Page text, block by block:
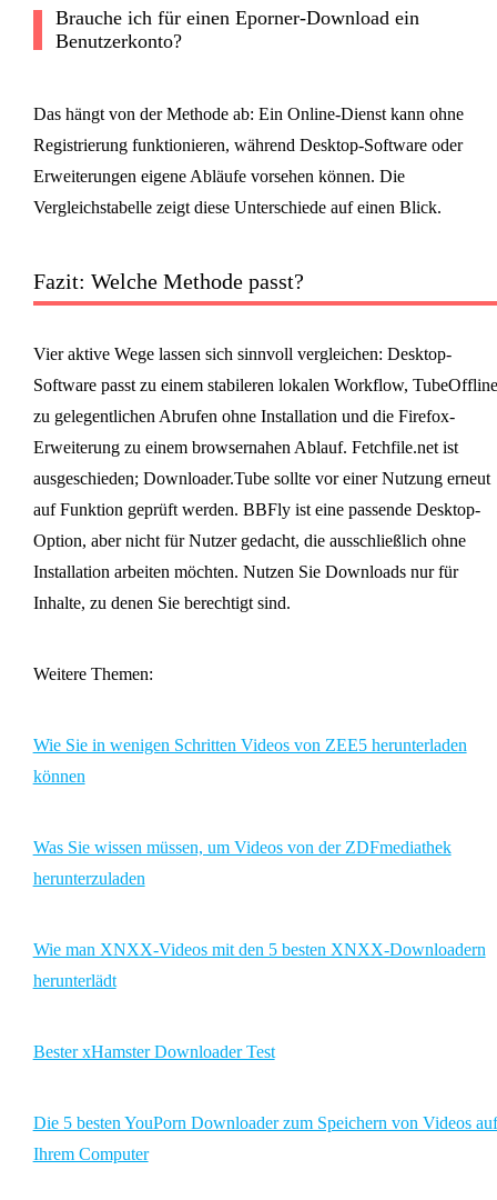
Brauche ich für einen Eporner-Download ein
Benutzerkonto?
Das hängt von der Methode ab: Ein Online-Dienst kann ohne
Registrierung funktionieren, während Desktop-Software oder
Erweiterungen eigene Abläufe vorsehen können. Die
Vergleichstabelle zeigt diese Unterschiede auf einen Blick.
Fazit: Welche Methode passt?
Vier aktive Wege lassen sich sinnvoll vergleichen: Desktop-
Software passt zu einem stabileren lokalen Workflow, TubeOffline
zu gelegentlichen Abrufen ohne Installation und die Firefox-
Erweiterung zu einem browsernahen Ablauf. Fetchfile.net ist
ausgeschieden; Downloader.Tube sollte vor einer Nutzung erneut
auf Funktion geprüft werden. BBFly ist eine passende Desktop-
Option, aber nicht für Nutzer gedacht, die ausschließlich ohne
Installation arbeiten möchten. Nutzen Sie Downloads nur für
Inhalte, zu denen Sie berechtigt sind.
Weitere Themen:
Wie Sie in wenigen Schritten Videos von ZEE5 herunterladen
können
Was Sie wissen müssen, um Videos von der ZDFmediathek
herunterzuladen
Wie man XNXX-Videos mit den 5 besten XNXX-Downloadern
herunterlädt
Bester xHamster Downloader Test
Die 5 besten YouPorn Downloader zum Speichern von Videos auf
Ihrem Computer